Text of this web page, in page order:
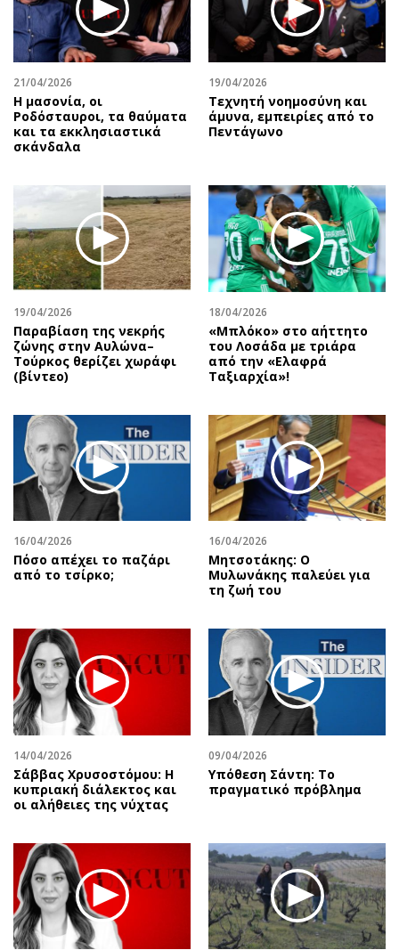
Χειρόγραφα
Επιστολές
21/04/2026
Η μασονία, οι
Ροδόσταυροι, τα θαύματα
και τα εκκλησιαστικά
σκάνδαλα
19/04/2026
Τεχνητή νοημοσύνη και
άμυνα, εμπειρίες από το
Πεντάγωνο
19/04/2026
Παραβίαση της νεκρής
ζώνης στην Αυλώνα–
Τούρκος θερίζει χωράφι
(βίντεο)
18/04/2026
«Μπλόκο» στο αήττητο
του Λοσάδα με τριάρα
από την «Ελαφρά
Ταξιαρχία»!
16/04/2026
Πόσο απέχει το παζάρι
από το τσίρκο;
16/04/2026
Μητσοτάκης: Ο
Μυλωνάκης παλεύει για
τη ζωή του
14/04/2026
Σάββας Χρυσοστόμου: Η
κυπριακή διάλεκτος και
οι αλήθειες της νύχτας
09/04/2026
Υπόθεση Σάντη: Το
πραγματικό πρόβλημα